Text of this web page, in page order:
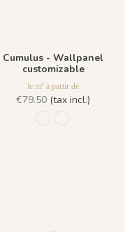
Cumulus - Wallpanel
customizable
le m² à partir de
€79.50 (tax incl.)